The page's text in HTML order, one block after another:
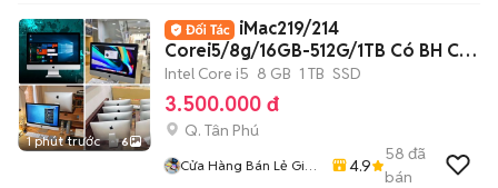
1 phút trước 6
iMac219/214
Corei5/8g/16GB-512G/1TB Có BH Có
ship
Intel Core i5 8 GB 1 TB SSD
3.500.000 đ
Q. Tân Phú
Cửa Hàng Bán Lẻ Giá
4.9
58 đã
bán